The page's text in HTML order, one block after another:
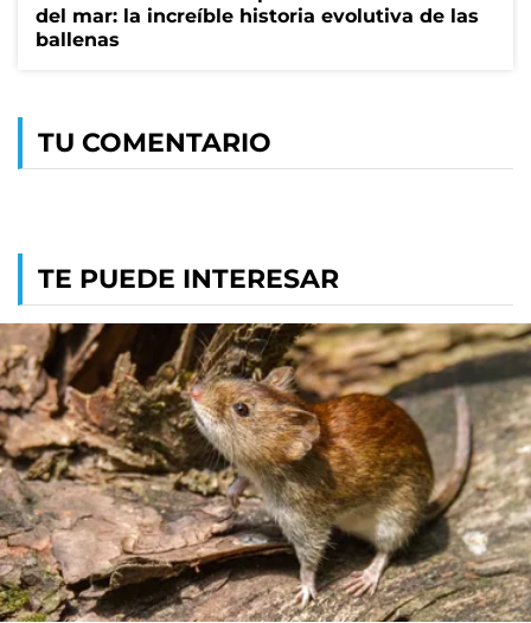
del mar: la increíble historia evolutiva de las
ballenas
TU COMENTARIO
TE PUEDE INTERESAR